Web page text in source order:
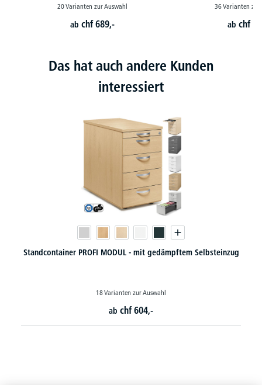
20 Varianten zur Auswahl
abchf 689,-
36 Varianten zur
abchf
Das hat auch andere Kunden
interessiert
Standcontainer PROFI MODUL - mit gedämpftem Selbsteinzug
18 Varianten zur Auswahl
ab chf 604,-